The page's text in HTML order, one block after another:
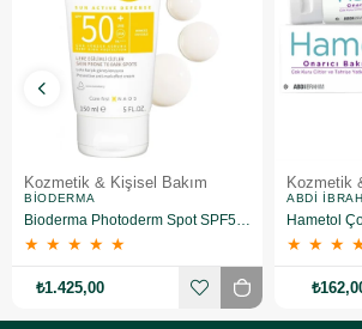
Kozmetik & Kişisel Bakım
BIODERMA
Bioderma Photoderm Spot SPF50+ 150 ml
★ ★ ★ ★ ★
₺1.425,00
Kozmetik
ABDI
★ ★ ★